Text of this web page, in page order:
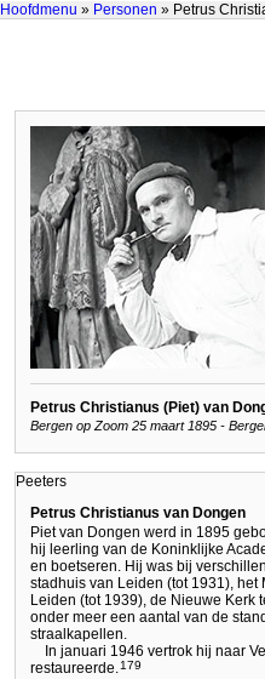
Hoofdmenu » Personen » Petrus
Petrus Christianus (Piet) van
Bergen op Zoom 25 maart 1895 -
Peeters
Petrus Christianus van Dongen
Piet van Dongen werd in 1895
hij leerling van de Koninklijke
en boetseren. Hij was bij
stadhuis van Leiden (tot 1931),
Leiden (tot 1939), de Nieuwe Kerk
onder meer een aantal van de
straalkapellen.
In januari 1946 vertrok hij naar
restaureerde.179